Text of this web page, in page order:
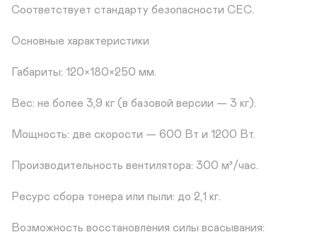
Соответствует стандарту безопасности СЕС.
Основные характеристики
Габариты: 120×180×250 мм.
Вес: не более 3,9 кг (в базовой версии — 3 кг).
Мощность: две скорости — 600 Вт и 1200 Вт.
Производительность вентилятора: 300 м³/час.
Ресурс сбора тонера или пыли: до 2,1 кг.
Возможность восстановления силы всасывания: